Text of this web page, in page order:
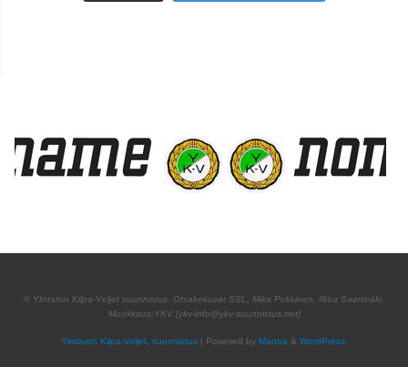
© Ylistaron Kilpa-Veljet suunnistus. Otsakekuvat SSL, Mika Pukkinen, Ilkka Saarimäki.
Muokkaus:YKV [ykv-info@ykv-suunnistus.net]
Ylistaron Kilpa-Veljet, suunnistus| Powered by Mantra & WordPress.